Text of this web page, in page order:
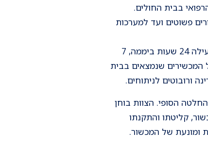
פשוטים ועד למערכות
תפקידה המרכזי של המחלקה הוא לוודא שכל המכשירים והציוד הרפואי פועלים בצורה תקינה ויעילה 24 שעות ביממה, 7
המכשירים שנמצאים בבית
הסופי. הצוות בוחן
קליטתו והתקנתו
ומונעת של המכשור.